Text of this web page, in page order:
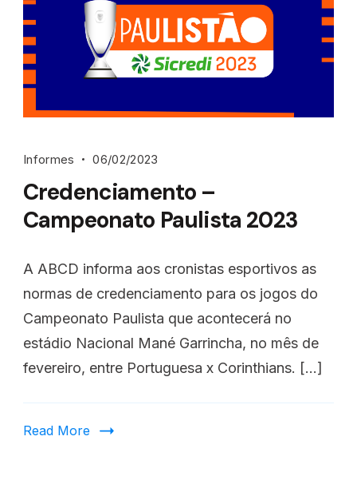
Informes 06/02/2023
Credenciamento –
Campeonato Paulista 2023
A ABCD informa aos cronistas esportivos as
normas de credenciamento para os jogos do
Campeonato Paulista que acontecerá no
estádio Nacional Mané Garrincha, no mês de
fevereiro, entre Portuguesa x Corinthians. […]
Read More